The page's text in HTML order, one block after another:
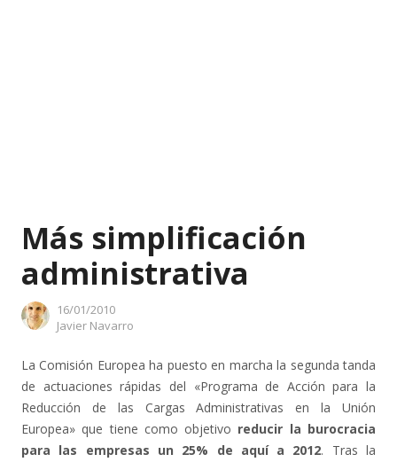
Más simplificación
administrativa
16/01/2010
Author
Javier Navarro
La Comisión Europea ha puesto en marcha la segunda tanda
de actuaciones rápidas del «Programa de Acción para la
Reducción de las Cargas Administrativas en la Unión
Europea» que tiene como objetivo reducir la burocracia
para las empresas un 25% de aquí a 2012. Tras la